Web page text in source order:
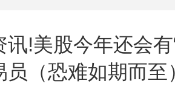
讯!美股今年还会
员（恐难如期而至